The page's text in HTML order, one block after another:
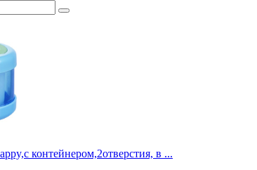
контейнером,2отверстия, в ...